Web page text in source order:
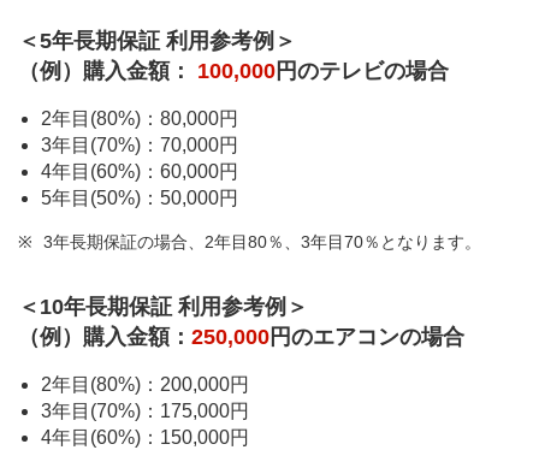
＜5年長期保証 利用参考例＞
（例）購入金額： 100,000 円のテレビの場合
2年目(80%)：80,000円
3年目(70%)：70,000円
4年目(60%)：60,000円
5年目(50%)：50,000円
3年長期保証の場合、2年目80％、3年目70％となります。
＜10年長期保証 利用参考例＞
（例）購入金額： 250,000 円のエアコンの場合
2年目(80%)：200,000円
3年目(70%)：175,000円
4年目(60%)：150,000円